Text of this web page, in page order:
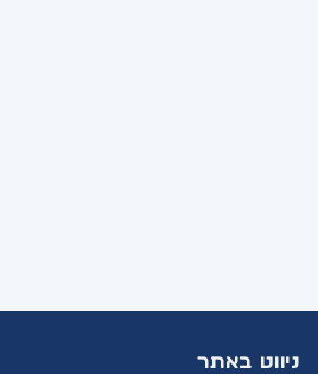
ניווט באתר